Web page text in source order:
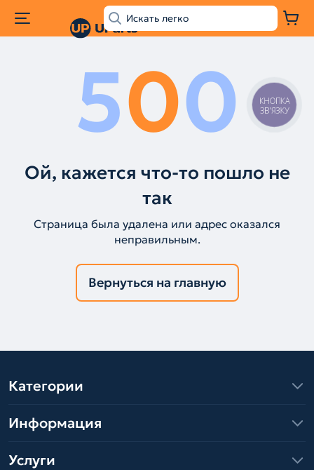
500
Ой, кажется что-то пошло не
так
Страница была удалена или адрес оказался
неправильным.
Вернуться на главную
Категории
Информация
Услуги
КНОПКА
ЗВ'ЯЗКУ